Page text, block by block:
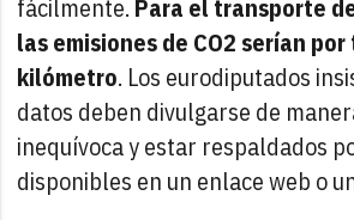
fácilmente. Para el transporte
las emisiones de CO2 serían
kilómetro. Los eurodiputados
datos deben divulgarse de
inequívoca y estar respaldados
disponibles en un enlace web o